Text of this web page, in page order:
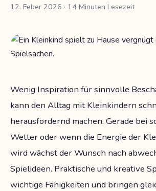
12. Feber 2026 · 14 Minuten Lesezeit
Wenig Inspiration für sinnvolle
kann den Alltag mit Kleinkindern
herausfordernd machen. Gerade bei
Wetter oder wenn die Energie der
wird wächst der Wunsch nach
Spielideen. Praktische und kreative
wichtige Fähigkeiten und bringen